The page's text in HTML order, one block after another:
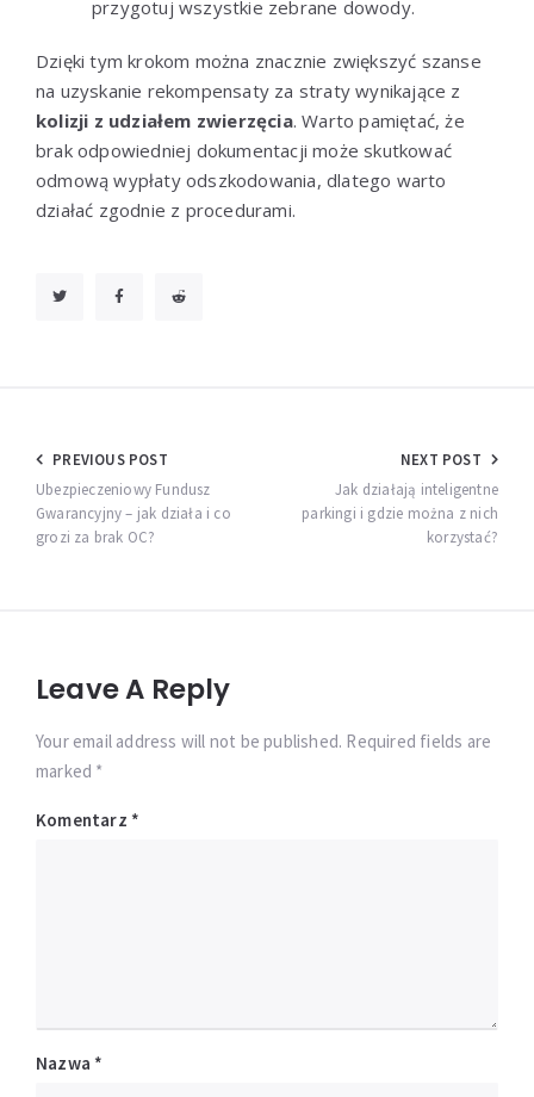
przygotuj wszystkie zebrane dowody.
Dzięki tym krokom można znacznie zwiększyć szanse
na uzyskanie rekompensaty za straty wynikające z
kolizji z udziałem zwierzęcia. Warto pamiętać, że
brak odpowiedniej dokumentacji może skutkować
odmową wypłaty odszkodowania, dlatego warto
działać zgodnie z procedurami.
Nawigacja
wpisu
PREVIOUS POST
Ubezpieczeniowy Fundusz
Gwarancyjny – jak działa i co
grozi za brak OC?
NEXT POST
Jak działają inteligentne
parkingi i gdzie można z nich
korzystać?
Leave A Reply
Your email address will not be published. Required fields are
marked *
Komentarz *
Nazwa *